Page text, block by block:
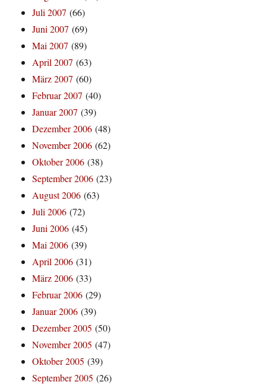
Juli 2007 (66)
Juni 2007 (69)
Mai 2007 (89)
April 2007 (63)
März 2007 (60)
Februar 2007 (40)
Januar 2007 (39)
Dezember 2006 (48)
November 2006 (62)
Oktober 2006 (38)
September 2006 (23)
August 2006 (63)
Juli 2006 (72)
Juni 2006 (45)
Mai 2006 (39)
April 2006 (31)
März 2006 (33)
Februar 2006 (29)
Januar 2006 (39)
Dezember 2005 (50)
November 2005 (47)
Oktober 2005 (39)
September 2005 (26)